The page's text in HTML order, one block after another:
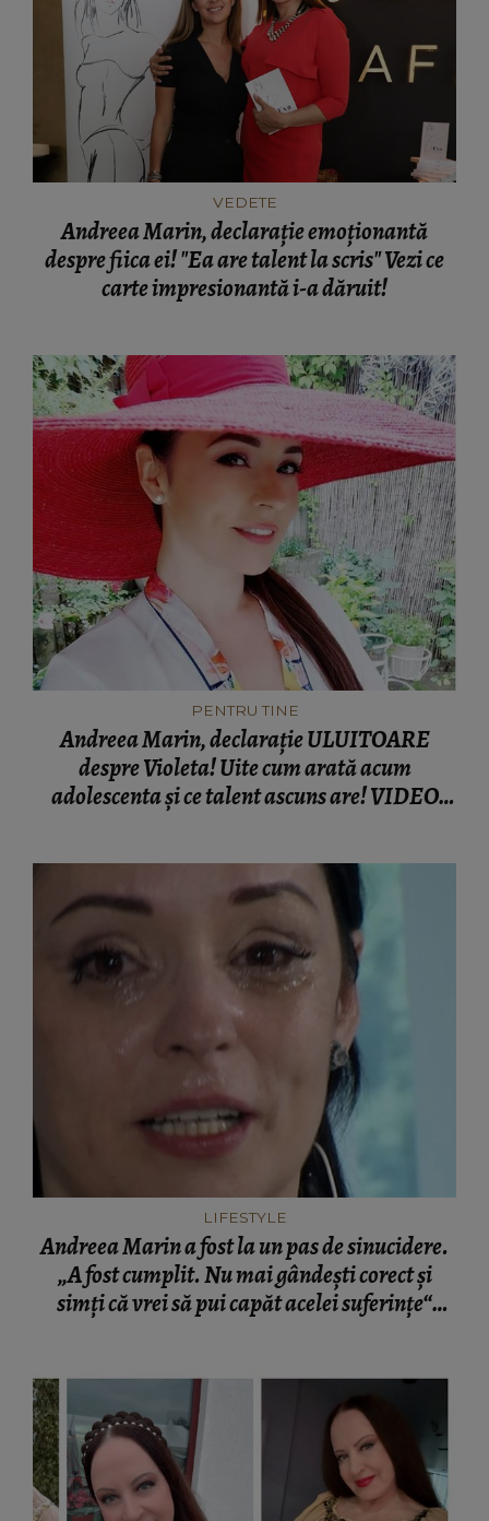
VEDETE
Andreea Marin, declaraţie emoţionantă
despre fiica ei! "Ea are talent la scris" Vezi ce
carte impresionantă i-a dăruit!
PENTRU TINE
Andreea Marin, declaraţie ULUITOARE
despre Violeta! Uite cum arată acum
adolescenta şi ce talent ascuns are! VIDEO
LIFESTYLE
Andreea Marin a fost la un pas de sinucidere.
„A fost cumplit. Nu mai gândeşti corect şi
simţi că vrei să pui capăt acelei suferinţe“